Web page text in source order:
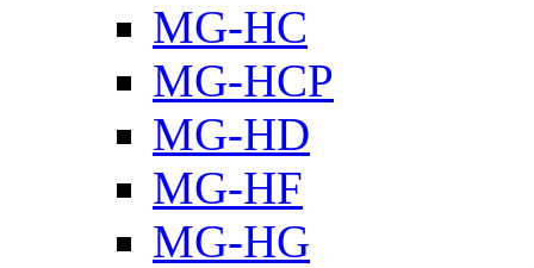
MG-HC
MG-HCP
MG-HD
MG-HF
MG-HG